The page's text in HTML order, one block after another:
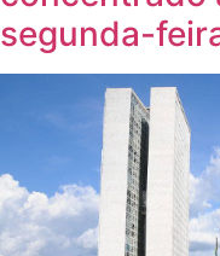
segunda-